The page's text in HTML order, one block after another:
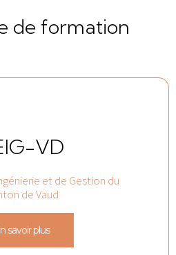
de formation
VD
et de Gestion du
de Vaud
savoir plus